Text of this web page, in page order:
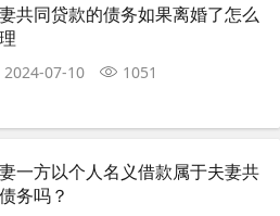
共同贷款的债务如果离婚了怎么
2024-07-10 1051
一方以个人名义借款属于夫妻共
务吗？